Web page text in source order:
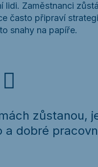
Zaměstnanci
často připraví
snahy na papíře.
zůstanou,
a dobré